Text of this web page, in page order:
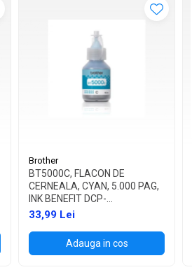
Brother
BT5000C, FLACON DE
CERNEALA, CYAN, 5.000 PAG,
INK BENEFIT DCP-
T300/T500W/T700W
33,99 Lei
Adauga in cos